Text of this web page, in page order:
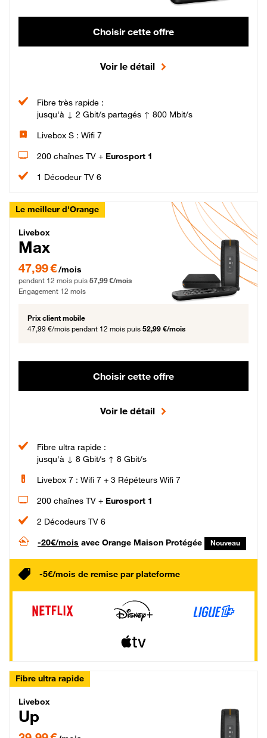
Choisir cette offre
Voir le détail
Fibre très rapide :
jusqu'à ↓ 2 Gbit/s partagés ↑ 800 Mbit/s
Livebox S : Wifi 7
200 chaînes TV + Eurosport 1
1 Décodeur TV 6
Le meilleur d'Orange
Livebox Max Fibre
Livebox
Max
47,99 € par mois pendant 12 mois puis 57,99 € par mois, Engagement 12 mois
47,99 €/mois
pendant 12 mois puis 57,99 €/mois
Engagement 12 mois
Prix client mobile
47,99 €/mois pendant 12 mois puis 52,99 €/mois
Choisir cette offre
Voir le détail
Fibre ultra rapide :
jusqu'à ↓ 8 Gbit/s ↑ 8 Gbit/s
Livebox 7 : Wifi 7 + 3 Répéteurs Wifi 7
200 chaînes TV + Eurosport 1
2 Décodeurs TV 6
-20€/mois avec Orange Maison Protégée Nouveau
-5€/mois de remise par plateforme
Fibre ultra rapide
Livebox Up Fibre
Livebox
Up
39,99 € par mois pendant 12 mois puis 51,99 € par mois, Engagement 12 mois